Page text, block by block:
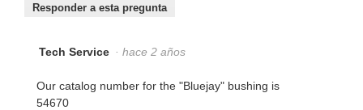
Responder a esta pregunta
Tech Service · hace 2 años
Our catalog number for the "Bluejay" bushing is
54670